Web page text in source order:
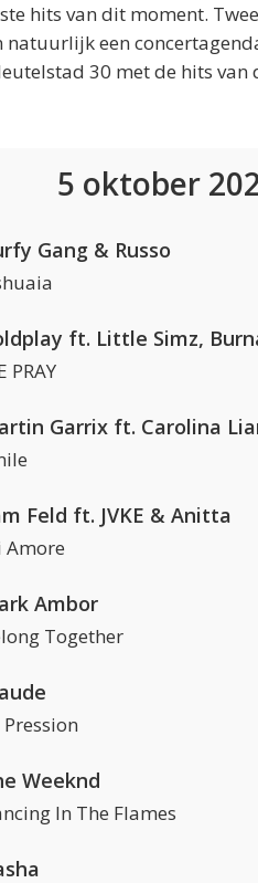
hits van dit moment.
een
30 met de hits van
5 oktober
Gang & Russo
PRAY
Garrix ft. Carolina
Feld ft. JVKE & Anitta
Amore
Ambor
Together
Pression
Weeknd
In The Flames